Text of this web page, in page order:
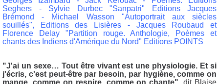
Seghers - Sylvie Durbec "Sanpatri" Editions Jacques
Brémond - Michael Wasson "Autoportrait aux siècles
souillés", Editions des Lisières - Jacques Roubaud et
Florence Delay "Partition rouge. Anthologie, Poèmes et
chants des Indiens d'Amérique du Nord" Editions POINTS
"J'ai un sexe… Tout être vivant est une physiologie. Et si
j'écris, c'est peut-être par besoin, par hygiène, comme on
mange, comme on respire, comme on chante", dit Blaise